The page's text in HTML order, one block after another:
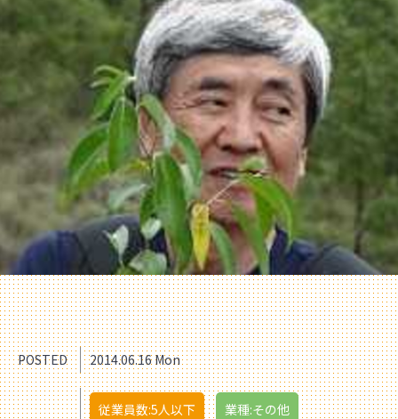
POSTED 2014.06.16 Mon
従業員数:5人以下 業種:その他